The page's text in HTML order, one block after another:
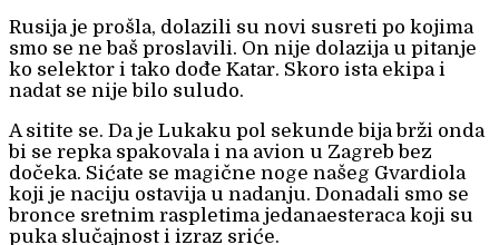
Rusija je prošla, dolazili su novi susreti po kojima
smo se ne baš proslavili. On nije dolazija u pitanje
ko selektor i tako dođe Katar. Skoro ista ekipa i
nadat se nije bilo suludo.
A sitite se. Da je Lukaku pol sekunde bija brži onda
bi se repka spakovala i na avion u Zagreb bez
dočeka. Sićate se magične noge našeg Gvardiola
koji je naciju ostavija u nadanju. Donadali smo se
bronce sretnim raspletima jedanaesteraca koji su
puka slučajnost i izraz sriće.